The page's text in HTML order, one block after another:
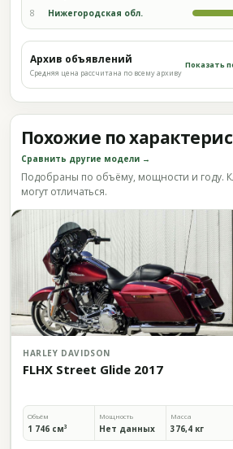
8 Нижегородская обл.
Архив объявлений
Средняя цена рассчитана по всему архиву
Показать
Похожие по
Сравнить другие модели →
Подобраны по объёму, мощности и году.
могут отличаться.
HARLEY DAVIDSON
FLHX Street Glide 2017
Объём
1 746 см³
Мощность
Нет данных
Масса
376,4 кг